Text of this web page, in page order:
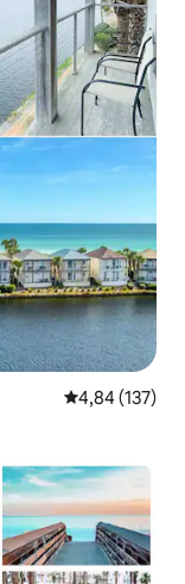
Évaluation
4,84 (137)